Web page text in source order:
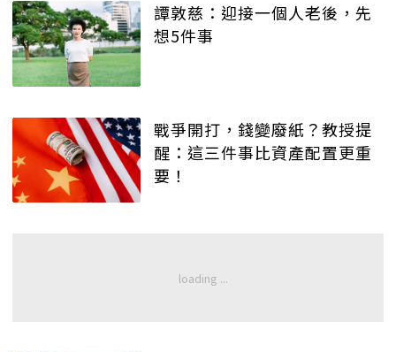
譚敦慈：迎接一個人老後，先
想5件事
戰爭開打，錢變廢紙？教授提
醒：這三件事比資產配置更重
要！